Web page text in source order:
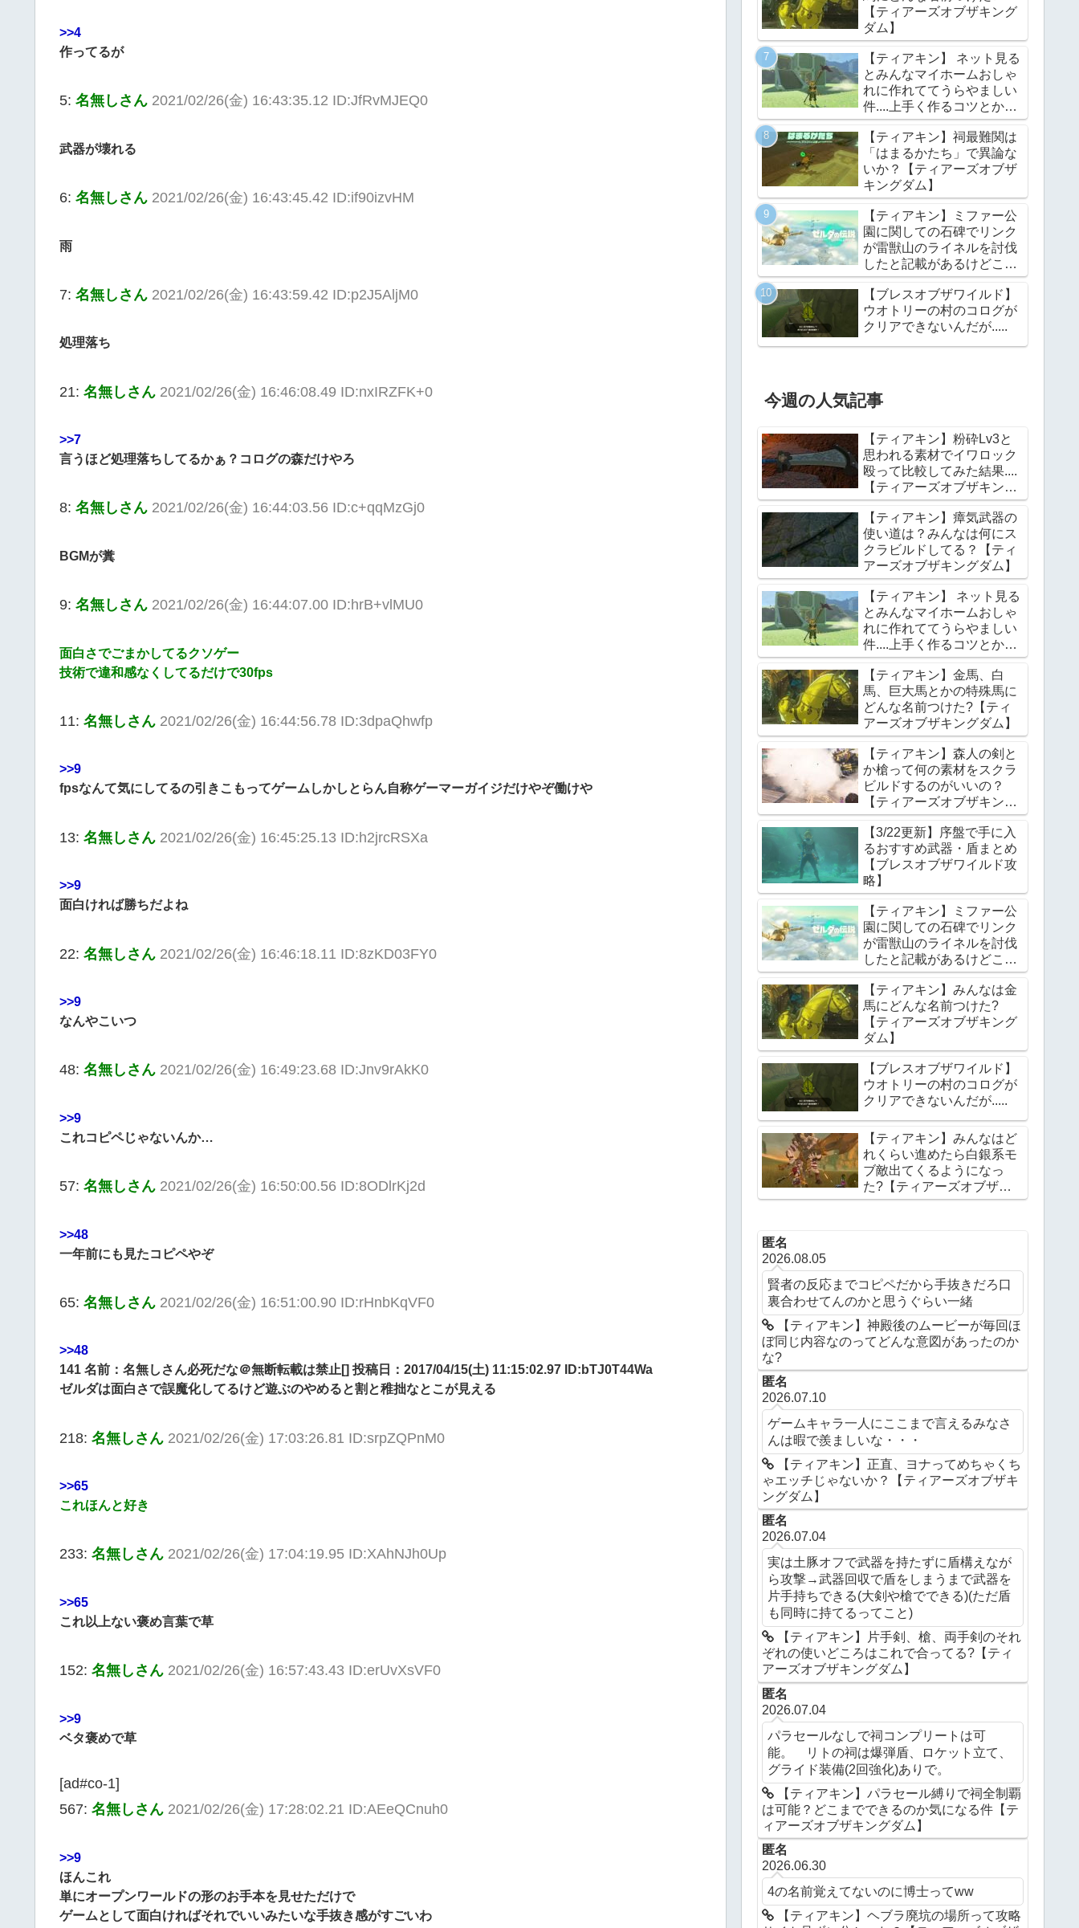
>>4
作ってるが
5: 名無しさん 2021/02/26(金) 16:43:35.12 ID:JfRvMJEQ0
武器が壊れる
6: 名無しさん 2021/02/26(金) 16:43:45.42 ID:if90izvHM
雨
7: 名無しさん 2021/02/26(金) 16:43:59.42 ID:p2J5AljM0
処理落ち
21: 名無しさん 2021/02/26(金) 16:46:08.49 ID:nxIRZFK+0
>>7
言うほど処理落ちしてるかぁ？コログの森だけやろ
8: 名無しさん 2021/02/26(金) 16:44:03.56 ID:c+qqMzGj0
BGMが糞
9: 名無しさん 2021/02/26(金) 16:44:07.00 ID:hrB+vlMU0
面白さでごまかしてるクソゲー
技術で違和感なくしてるだけで30fps
11: 名無しさん 2021/02/26(金) 16:44:56.78 ID:3dpaQhwfp
>>9
fpsなんて気にしてるの引きこもってゲームしかしとらん自称ゲーマーガイジだけやぞ働けや
13: 名無しさん 2021/02/26(金) 16:45:25.13 ID:h2jrcRSXa
>>9
面白ければ勝ちだよね
22: 名無しさん 2021/02/26(金) 16:46:18.11 ID:8zKD03FY0
>>9
なんやこいつ
48: 名無しさん 2021/02/26(金) 16:49:23.68 ID:Jnv9rAkK0
>>9
これコピペじゃないんか…
57: 名無しさん 2021/02/26(金) 16:50:00.56 ID:8ODlrKj2d
>>48
一年前にも見たコピペやぞ
65: 名無しさん 2021/02/26(金) 16:51:00.90 ID:rHnbKqVF0
>>48
141 名前：名無しさん必死だな＠無断転載は禁止[] 投稿日：2017/04/15(土) 11:15:02.97 ID:bTJ0T44Wa
ゼルダは面白さで誤魔化してるけど遊ぶのやめると割と稚拙なとこが見える
218: 名無しさん 2021/02/26(金) 17:03:26.81 ID:srpZQPnM0
>>65
これほんと好き
233: 名無しさん 2021/02/26(金) 17:04:19.95 ID:XAhNJh0Up
>>65
これ以上ない褒め言葉で草
152: 名無しさん 2021/02/26(金) 16:57:43.43 ID:erUvXsVF0
>>9
ベタ褒めで草
[ad#co-1]
567: 名無しさん 2021/02/26(金) 17:28:02.21 ID:AEeQCnuh0
>>9
ほんこれ
単にオープンワールドの形のお手本を見せただけで
ゲームとして面白ければそれでいいみたいな手抜き感がすごいわ
【ティアーズオブザキング
ダム】
【ティアキン】 ネット見る
とみんなマイホームおしゃ
れに作れててうらやましい
件....上手く作るコツとかあ
る？【ティアーズオブザキ
ングダム】
【ティアキン】祠最難関は
「はまるかたち」で異論な
いか？【ティアーズオブザ
キングダム】
【ティアキン】ミファー公
園に関しての石碑でリンク
が雷獣山のライネルを討伐
したと記載があるけどこれ
っていつの話?【ティアー
ズオブザキングダム】
【ブレスオブザワイルド】
ウオトリーの村のコログが
クリアできないんだが.....
今週の人気記事
【ティアキン】粉砕Lv3と
思われる素材でイワロック
殴って比較してみた結果....
【ティアーズオブザキング
ダム】
【ティアキン】瘴気武器の
使い道は？みんなは何にス
クラビルドしてる？【ティ
アーズオブザキングダム】
【ティアキン】 ネット見る
とみんなマイホームおしゃ
れに作れててうらやましい
件....上手く作るコツとかあ
る？【ティアーズオブザキ
ングダム】
【ティアキン】金馬、白
馬、巨大馬とかの特殊馬に
どんな名前つけた?【ティ
アーズオブザキングダム】
【ティアキン】森人の剣と
か槍って何の素材をスクラ
ビルドするのがいいの？
【ティアーズオブザキング
ダム】
【3/22更新】序盤で手に入
るおすすめ武器・盾まとめ
【ブレスオブザワイルド攻
略】
【ティアキン】ミファー公
園に関しての石碑でリンク
が雷獣山のライネルを討伐
したと記載があるけどこれ
っていつの話?【ティアー
ズオブザキングダム】
【ティアキン】みんなは金
馬にどんな名前つけた?
【ティアーズオブザキング
ダム】
【ブレスオブザワイルド】
ウオトリーの村のコログが
クリアできないんだが.....
【ティアキン】みんなはど
れくらい進めたら白銀系モ
ブ敵出てくるようになっ
た?【ティアーズオブザキ
ングダム】
匿名
2026.08.05
賢者の反応までコピペだから手抜きだろ口
裏合わせてんのかと思うぐらい一緒
【ティアキン】神殿後のムービーが毎回ほ
ぼ同じ内容なのってどんな意図があったのか
な?
匿名
2026.07.10
ゲームキャラ一人にここまで言えるみなさ
んは暇で羨ましいな・・・
【ティアキン】正直、ヨナってめちゃくち
ゃエッチじゃないか？【ティアーズオブザキ
ングダム】
匿名
2026.07.04
実は土豚オフで武器を持たずに盾構えなが
ら攻撃→武器回収で盾をしまうまで武器を
片手持ちできる(大剣や槍でできる)(ただ盾
も同時に持てるってこと)
【ティアキン】片手剣、槍、両手剣のそれ
ぞれの使いどころはこれで合ってる?【ティ
アーズオブザキングダム】
匿名
2026.07.04
パラセールなしで祠コンプリートは可
能。 リトの祠は爆弾盾、ロケット立て、
グライド装備(2回強化)ありで。
【ティアキン】パラセール縛りで祠全制覇
は可能？どこまでできるのか気になる件【テ
ィアーズオブザキングダム】
匿名
2026.06.30
4の名前覚えてないのに博士ってww
【ティアキン】ヘブラ廃坑の場所って攻略